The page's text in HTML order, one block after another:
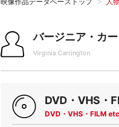
バージニア・カ
Virginia Carrington
DVD・VHS・
DVD・VHS・FILM